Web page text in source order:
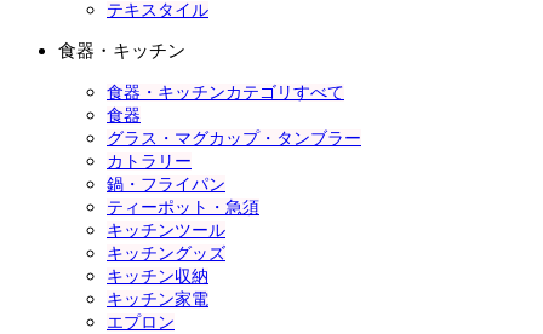
テキスタイル
食器・キッチン
食器・キッチンカテゴリすべて
食器
グラス・マグカップ・タンブラー
カトラリー
鍋・フライパン
ティーポット・急須
キッチンツール
キッチングッズ
キッチン収納
キッチン家電
エプロン